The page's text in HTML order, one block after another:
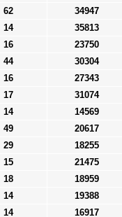
62 34947
14 35813
16 23750
44 30304
16 27343
17 31074
14 14569
49 20617
29 18255
15 21475
18 18959
14 19388
14 16917